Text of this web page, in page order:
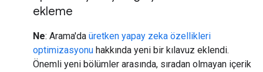
ekleme
Ne: Arama'da üretken yapay zeka özellikleri
optimizasyonu hakkında yeni bir kılavuz eklendi.
Önemli yeni bölümler arasında, sıradan olmayan içerik